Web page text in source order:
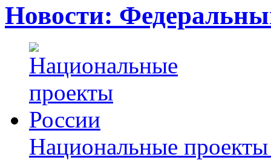
Новости:
Национальные